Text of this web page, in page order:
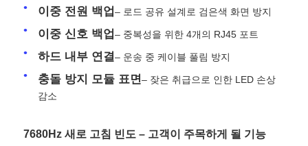
견적 요청
LED 비디오 월 디스플레이
이중 전원 백업– 로드 공유 설계로 검은색 화면 방지
이중 신호 백업– 중복성을 위한 4개의 RJ45 포트
하드 내부 연결– 운송 중 케이블 풀림 방지
충돌 방지 모듈 표면– 잦은 취급으로 인한 LED 손상
감소
7680Hz 새로 고침 빈도 – 고객이 주목하게 될 기능